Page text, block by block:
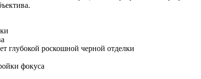
глубокой роскошной черной отделки
фокуса